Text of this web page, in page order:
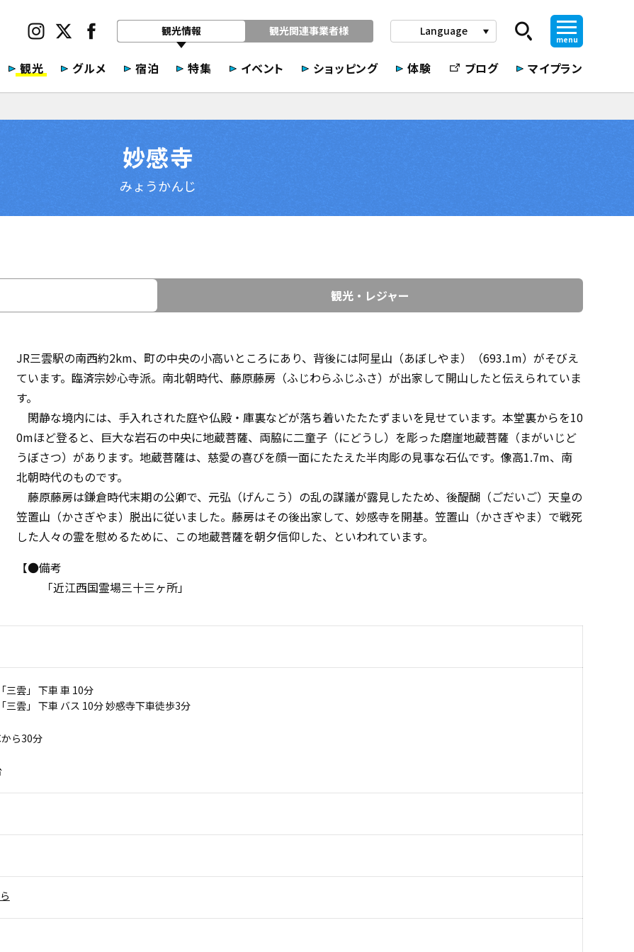
観光情報 観光関連事業者様 Language play_arrow
menu
観光 グルメ 宿泊 特集 イベント ショッピング 体験 ブログ マイプラン
妙感寺
みょうかんじ
観光・レジャー
JR三雲駅の南西約2km、町の中央の小高いところにあり、背後には阿星山（あぼしやま）（693.1m）がそびえ
ています。臨済宗妙心寺派。南北朝時代、藤原藤房（ふじわらふじふさ）が出家して開山したと伝えられていま
す。
閑静な境内には、手入れされた庭や仏殿・庫裏などが落ち着いたたたずまいを見せています。本堂裏からを10
0mほど登ると、巨大な岩石の中央に地蔵菩薩、両脇に二童子（にどうし）を彫った磨崖地蔵菩薩（まがいじど
うぼさつ）があります。地蔵菩薩は、慈愛の喜びを顔一面にたたえた半肉彫の見事な石仏です。像高1.7m、南
北朝時代のものです。
藤原藤房は鎌倉時代末期の公卿で、元弘（げんこう）の乱の謀議が露見したため、後醍醐（ごだいご）天皇の
笠置山（かさぎやま）脱出に従いました。藤房はその後出家して、妙感寺を開基。笠置山（かさぎやま）で戦死
した人々の霊を慰めるために、この地蔵菩薩を朝夕信仰した、といわれています。
【●備考
「近江西国霊場三十三ヶ所」
三雲」 下車 車 10分
三雲」 下車 バス 10分 妙感寺下車徒歩3分
ら30分